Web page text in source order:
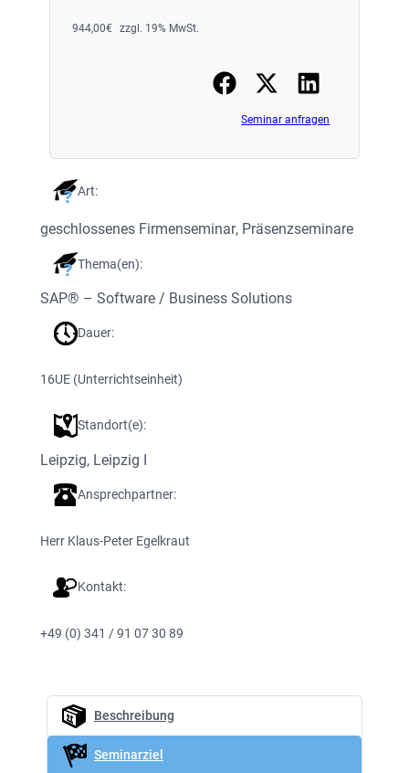
944,00€ zzgl. 19% MwSt.
Seminar anfragen
Art:
geschlossenes Firmenseminar, Präsenzseminare
Thema(en):
SAP® – Software / Business Solutions
Dauer:
16UE (Unterrichtseinheit)
Standort(e):
Leipzig, Leipzig I
Ansprechpartner:
Herr Klaus-Peter Egelkraut
Kontakt:
+49 (0) 341 / 91 07 30 89
Beschreibung
Seminarziel